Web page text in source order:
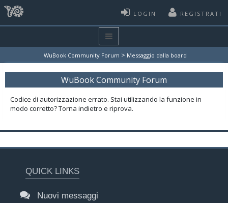
LOGIN REGISTRATI
WuBook Community Forum > Messaggio dalla board
WuBook Community Forum
Codice di autorizzazione errato. Stai utilizzando la funzione in
modo corretto? Torna indietro e riprova.
QUICK LINKS
Nuovi messaggi